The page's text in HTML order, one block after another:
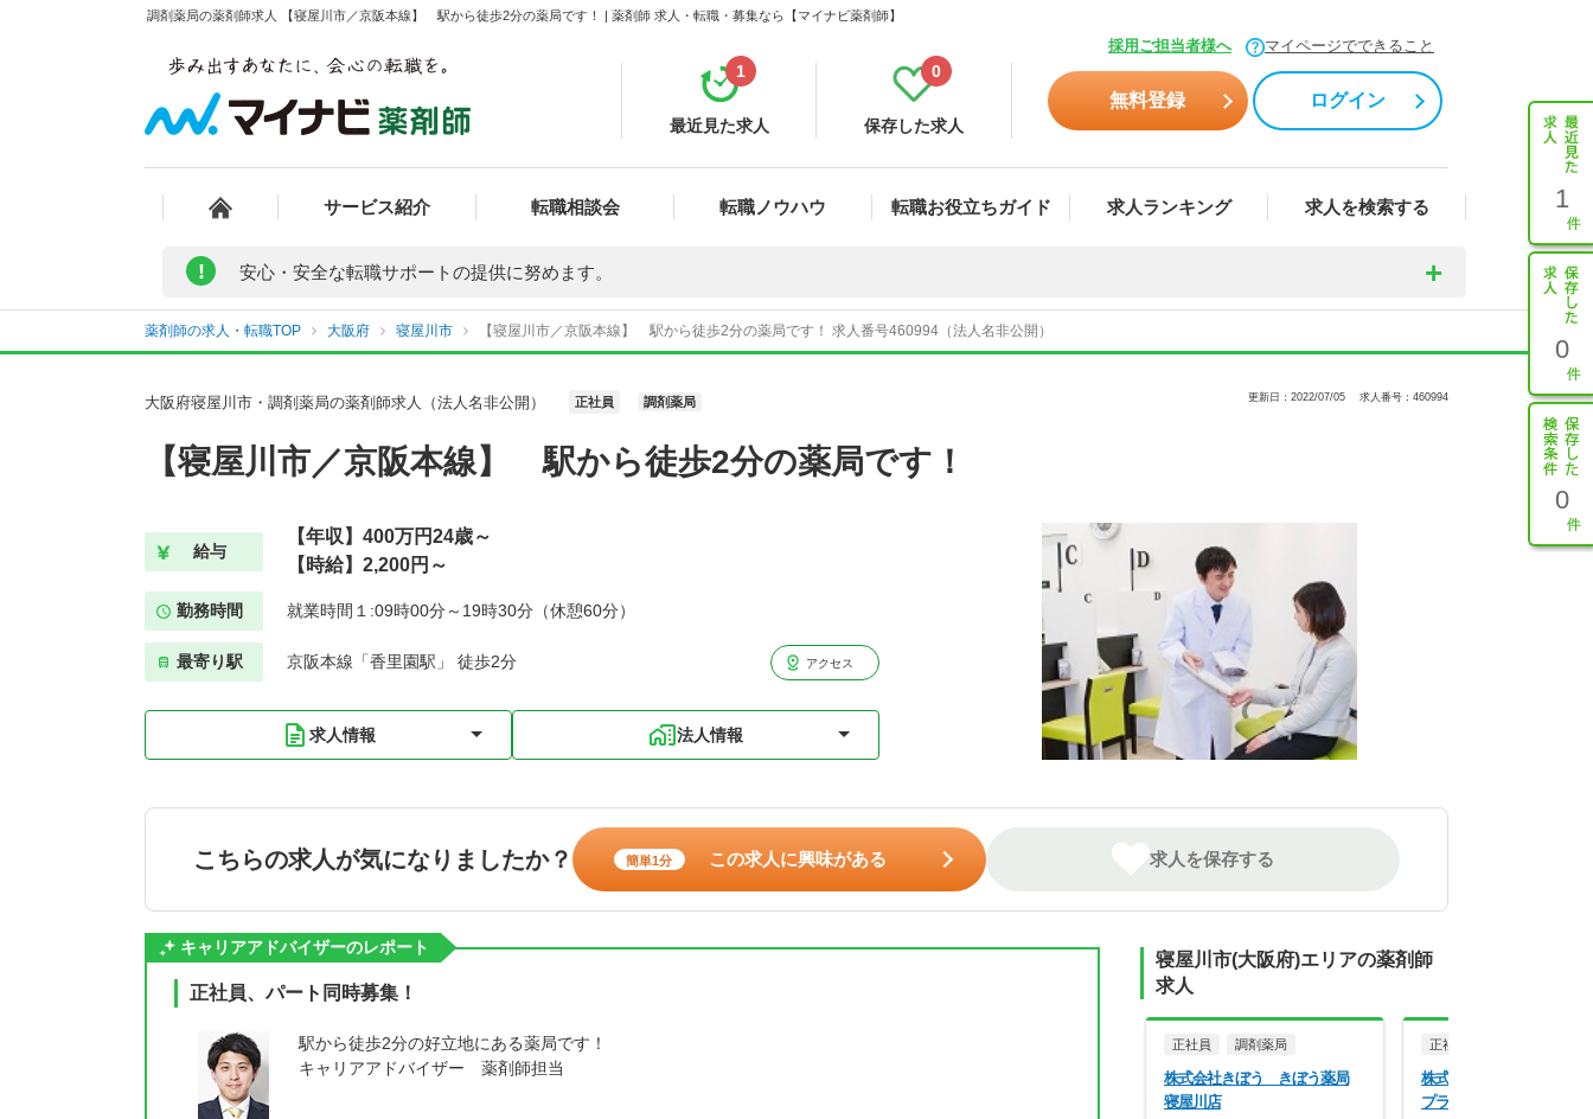
調剤薬局の薬剤師求人 【寝屋川市／京阪本線】 駅から徒歩2分の薬局です！ | 薬剤師 求人・転職・募集なら【マイナビ薬剤師】
採用ご担当者様へ マイページでできること
最近見た求人
1
保存した求人
0
無料登録 ログイン
サービス紹介 転職相談会 転職ノウハウ 転職お役立ちガイド 求人ランキング 求人を検索する 1
0
0
! 安心・安全な転職サポートの提供に努めます。
薬剤師の求人・転職TOP 大阪府 寝屋川市 【寝屋川市／京阪本線】 駅から徒歩2分の薬局です！ 求人番号460994（法人名非公開）
大阪府寝屋川市・調剤薬局の薬剤師求人（法人名非公開） 正社員 調剤薬局 更新日：2022/07/05 求人番号：460994
【寝屋川市／京阪本線】 駅から徒歩2分の薬局です！
給与
【年収】400万円24歳～
【時給】2,200円～
勤務時間 就業時間１:09時00分～19時30分（休憩60分）
最寄り駅 京阪本線「香里園駅」 徒歩2分 アクセス
求人情報 法人情報
こちらの求人が気になりましたか？ 簡単1分 この求人に興味がある 求人を保存する
キャリアアドバイザーのレポート
正社員、パート同時募集！
駅から徒歩2分の好立地にある薬局です！
キャリアアドバイザー 薬剤師担当
寝屋川市(大阪府)エリアの薬剤師
求人
正社員 調剤薬局
株式会社きぼう きぼう薬局
寝屋川店
正社員
株式会社メディカルかる
プラザ薬局